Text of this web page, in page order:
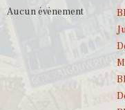
Aucun évènement